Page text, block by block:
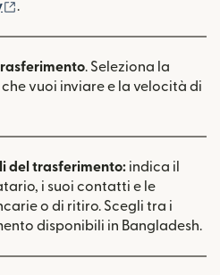
(si apre in una nuova finestra)
.
. Seleziona la
vuoi inviare e la velocità di
del trasferimento: indica il
i suoi contatti e le
o di ritiro. Scegli tra i
disponibili in Bangladesh.